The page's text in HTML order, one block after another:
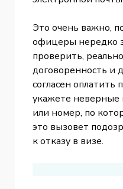
Это очень важно,
офицеры нередко
проверить,
договоренность и
согласен оплатить
укажете
или номер, по
это вызовет
к отказу в визе.